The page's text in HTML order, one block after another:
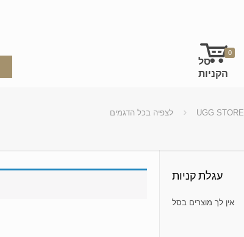
0
לצפיה בכל הדגמים UGG STORE
עגלת קניות